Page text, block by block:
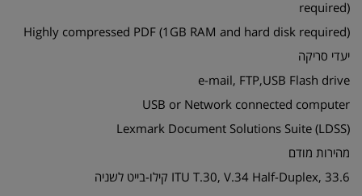
required)
Highly compressed PDF (1GB RAM and hard disk required)
יעדי סריקה
e-mail, FTP,USB Flash drive
USB or Network connected computer
Lexmark Document Solutions Suite (LDSS)
מהירות מודם
ITU T.30, V.34 Half-Duplex, 33.6 קילו-בייט לשניה